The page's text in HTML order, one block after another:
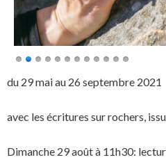
du 29 mai au 26 septembre 2021
avec les écritures sur rochers,
Dimanche 29 août à 11h30: